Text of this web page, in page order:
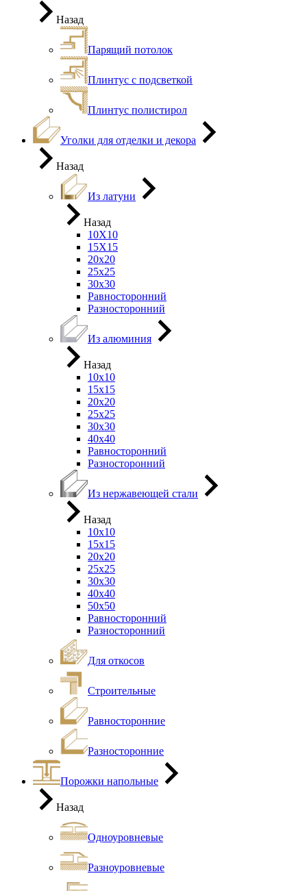
Назад
Парящий потолок
Плинтус с подсветкой
Плинтус полистирол
Уголки для отделки и декора
Назад
Из латуни
Назад
10Х10
15Х15
20х20
25х25
30х30
Равносторонний
Разносторонний
Из алюминия
Назад
10х10
15х15
20х20
25х25
30х30
40х40
Равносторонний
Разносторонний
Из нержавеющей стали
Назад
10х10
15х15
20х20
25х25
30х30
40х40
50х50
Равносторонний
Разносторонний
Для откосов
Строительные
Равносторонние
Разносторонние
Порожки напольные
Назад
Одноуровневые
Разноуровневые